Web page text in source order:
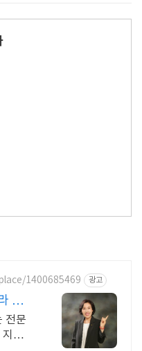
1400685469 광고
호
전문
지금